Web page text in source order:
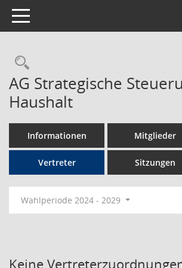
Toggle navigation
Rechercheauswahl
AG Strategische
Haushalt
Informationen Mitglieder
Vertreter Sitzungen
Wahlperiode 2024 - 2029
Keine